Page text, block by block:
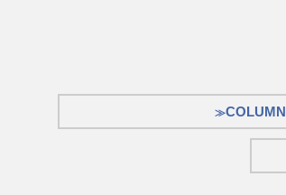
COLUMN